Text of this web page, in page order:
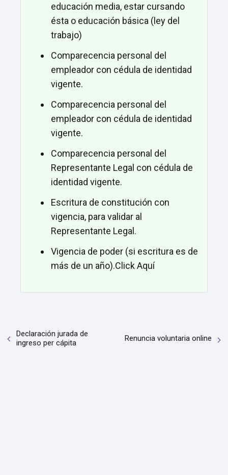
educación media, estar cursando
ésta o educación básica (ley del
trabajo)
Comparecencia personal del
empleador con cédula de identidad
vigente.
Comparecencia personal del
empleador con cédula de identidad
vigente.
Comparecencia personal del
Representante Legal con cédula de
identidad vigente.
Escritura de constitución con
vigencia, para validar al
Representante Legal.
Vigencia de poder (si escritura es de
más de un año).Click Aquí
Declaración jurada de
ingreso per cápita
Renuncia voluntaria online